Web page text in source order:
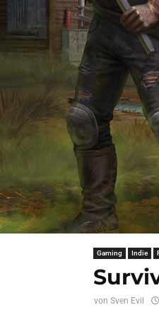
Gaming Indie
von Sven Evil